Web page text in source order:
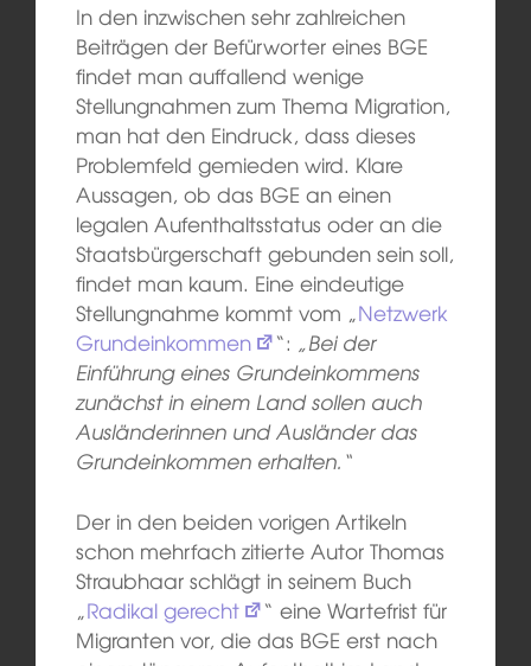
In den inzwischen sehr zahlreichen
Beiträgen der Befürworter eines BGE
findet man auffallend wenige
Stellungnahmen zum Thema Migration,
man hat den Eindruck, dass dieses
Problemfeld gemieden wird. Klare
Aussagen, ob das BGE an einen
legalen Aufenthaltsstatus oder an die
Staatsbürgerschaft gebunden sein soll,
findet man kaum. Eine eindeutige
Stellungnahme kommt vom „Netzwerk
Grundeinkommen
“: „Bei der
Einführung eines Grundeinkommens
zunächst in einem Land sollen auch
Ausländerinnen und Ausländer das
Grundeinkommen erhalten.“
Der in den beiden vorigen Artikeln
schon mehrfach zitierte Autor Thomas
Straubhaar schlägt in seinem Buch
„Radikal gerecht
“ eine Wartefrist für
Migranten vor, die das BGE erst nach